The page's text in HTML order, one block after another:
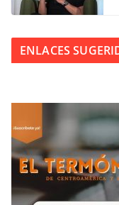
ENLACES